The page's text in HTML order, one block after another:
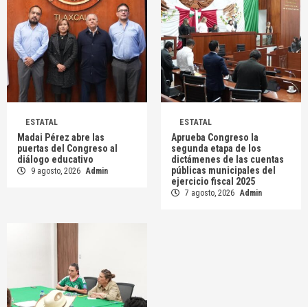
ESTATAL
Madai Pérez abre las
puertas del Congreso al
diálogo educativo
9 agosto, 2026 Admin
ESTATAL
Aprueba Congreso la
segunda etapa de los
dictámenes de las cuentas
públicas municipales del
ejercicio fiscal 2025
7 agosto, 2026 Admin